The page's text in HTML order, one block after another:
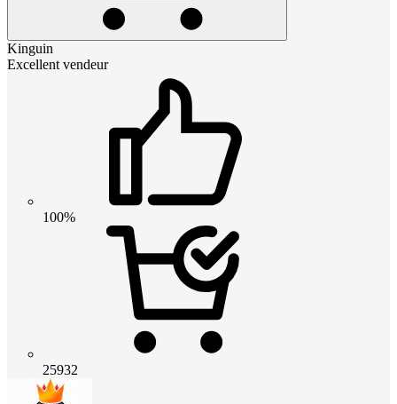
Kinguin
Excellent vendeur
100%
25932